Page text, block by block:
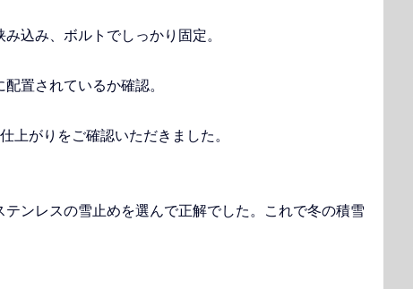
込み、ボルトでしっかり固定。
置されているか確認。
がりをご確認いただきました。
テンレスの雪止めを選んで正解でした。これで冬の積雪